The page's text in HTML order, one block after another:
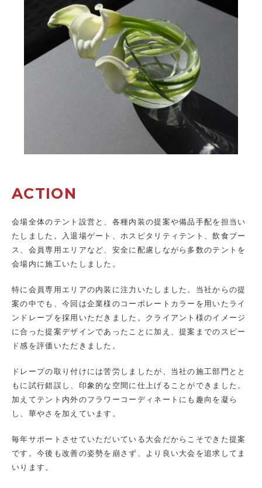
ACTION
会場全体のテント設営と、各種内装の提案や備品手配を担当い
たしました。入退場ゲート、ホスピタリティテント、飲食ブー
ス、会員専用エリアなど、安全に配慮しながら多数のテントを
会場内に施工いたしました。
特に会員専用エリアの内装に注力いたしました。当社からの提
案の中でも、今回は企業様のコーポレートカラーを用いたライ
ンドレープを採用いただきました。 クライアント様のイメージ
に合った提案デザインであったことに加 え、提案までのスピー
ド感を評価いただきました。
ドレープの取り付けには苦労しましたが、当社の施工部門とと
もに試行錯誤し、印象的な空間に仕上げることができました。
加えてテント内外のフラワーコーディネートにも趣向を凝ら
し、華やさを加えています。
毎年サポートさせていただいている大会だからこそできた提案
です。今後も改善の姿勢を崩さず、より良い大会を追求してま
いります。